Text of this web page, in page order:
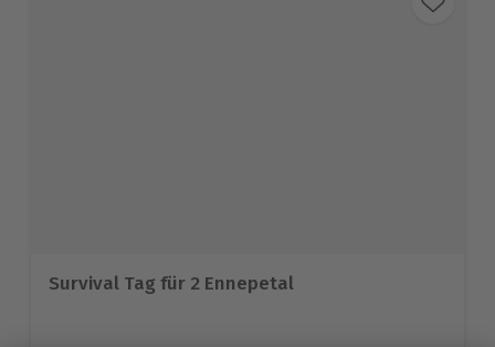
Survival Tag für 2 Ennepetal